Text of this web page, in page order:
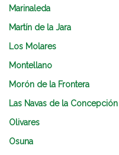
Marinaleda
Martín de la Jara
Los Molares
Montellano
Morón de la Frontera
Las Navas de la Concepción
Olivares
Osuna